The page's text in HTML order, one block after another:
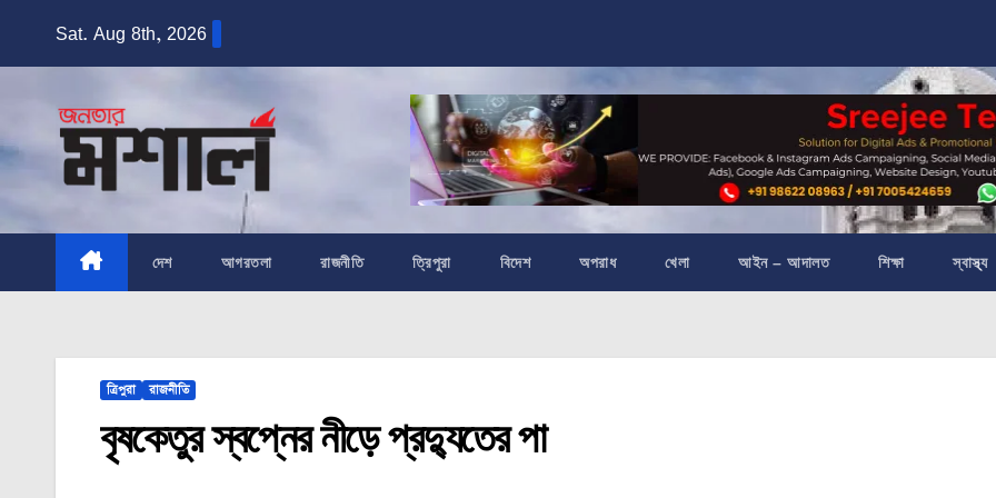
Sat. Aug 8th, 2026
দেশ আগরতলা রাজনীতি ত্রিপুরা বিদেশ অপরাধ খেলা আইন – আদালত শিক্ষা স্বাস্থ্য
ত্রিপুরা রাজনীতি
বৃষকেতুর স্বপ্নের নীড়ে প্রদ্যুতের পা